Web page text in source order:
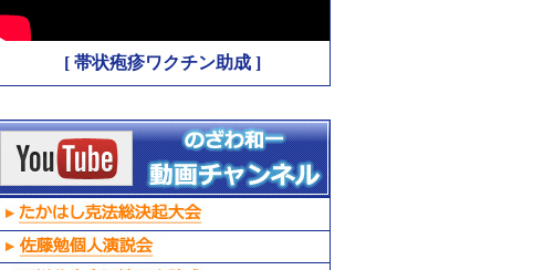
[ 帯状疱疹ワクチン助成 ]